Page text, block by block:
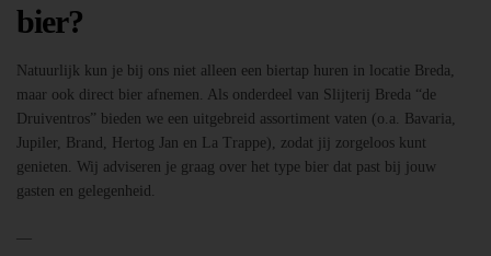
bier?
Natuurlijk kun je bij ons niet alleen een biertap huren in locatie Breda,
maar ook direct bier afnemen. Als onderdeel van Slijterij Breda “de
Druiventros” bieden we een uitgebreid assortiment vaten (o.a. Bavaria,
Jupiler, Brand, Hertog Jan en La Trappe), zodat jij zorgeloos kunt
genieten. Wij adviseren je graag over het type bier dat past bij jouw
gasten en gelegenheid.
—